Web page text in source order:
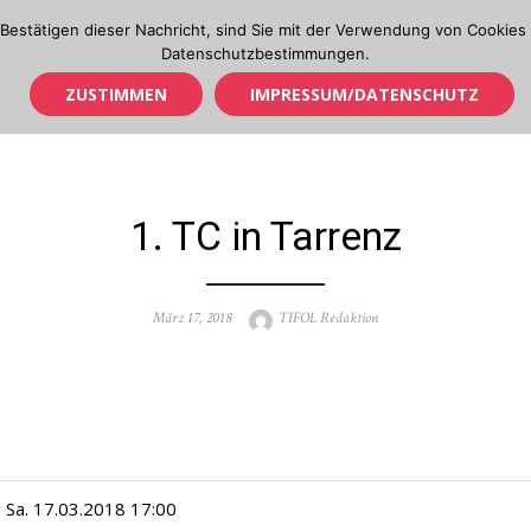
OL IN TIROL CUP & TM
1. TC in Tarrenz
Posted
März 17, 2018 Author
TIFOL Redaktion
Sa. 17.03.2018 17:00
dieser Nachricht, sind Sie mit der Verwendung von
Datenschutzbestimmungen.
ZUSTIMMEN IMPRESSUM/DATENSCHUTZ